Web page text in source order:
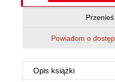
Przenieś
Powiadom o
Opis książki